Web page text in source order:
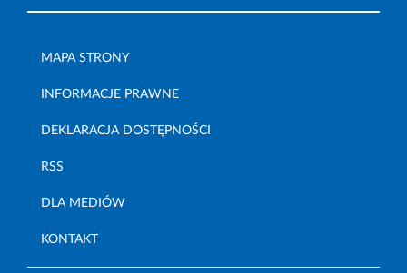
MAPA STRONY
INFORMACJE PRAWNE
DEKLARACJA DOSTĘPNOŚCI
RSS
DLA MEDIÓW
KONTAKT